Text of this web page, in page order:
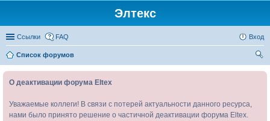
Элтекс
Ссылки FAQ Вход
Список форумов
О деактивации форума Eltex
Уважаемые коллеги! В связи с потерей актуальности данного ресурса,
нами было принято решение о частичной деактивации форума Eltex.